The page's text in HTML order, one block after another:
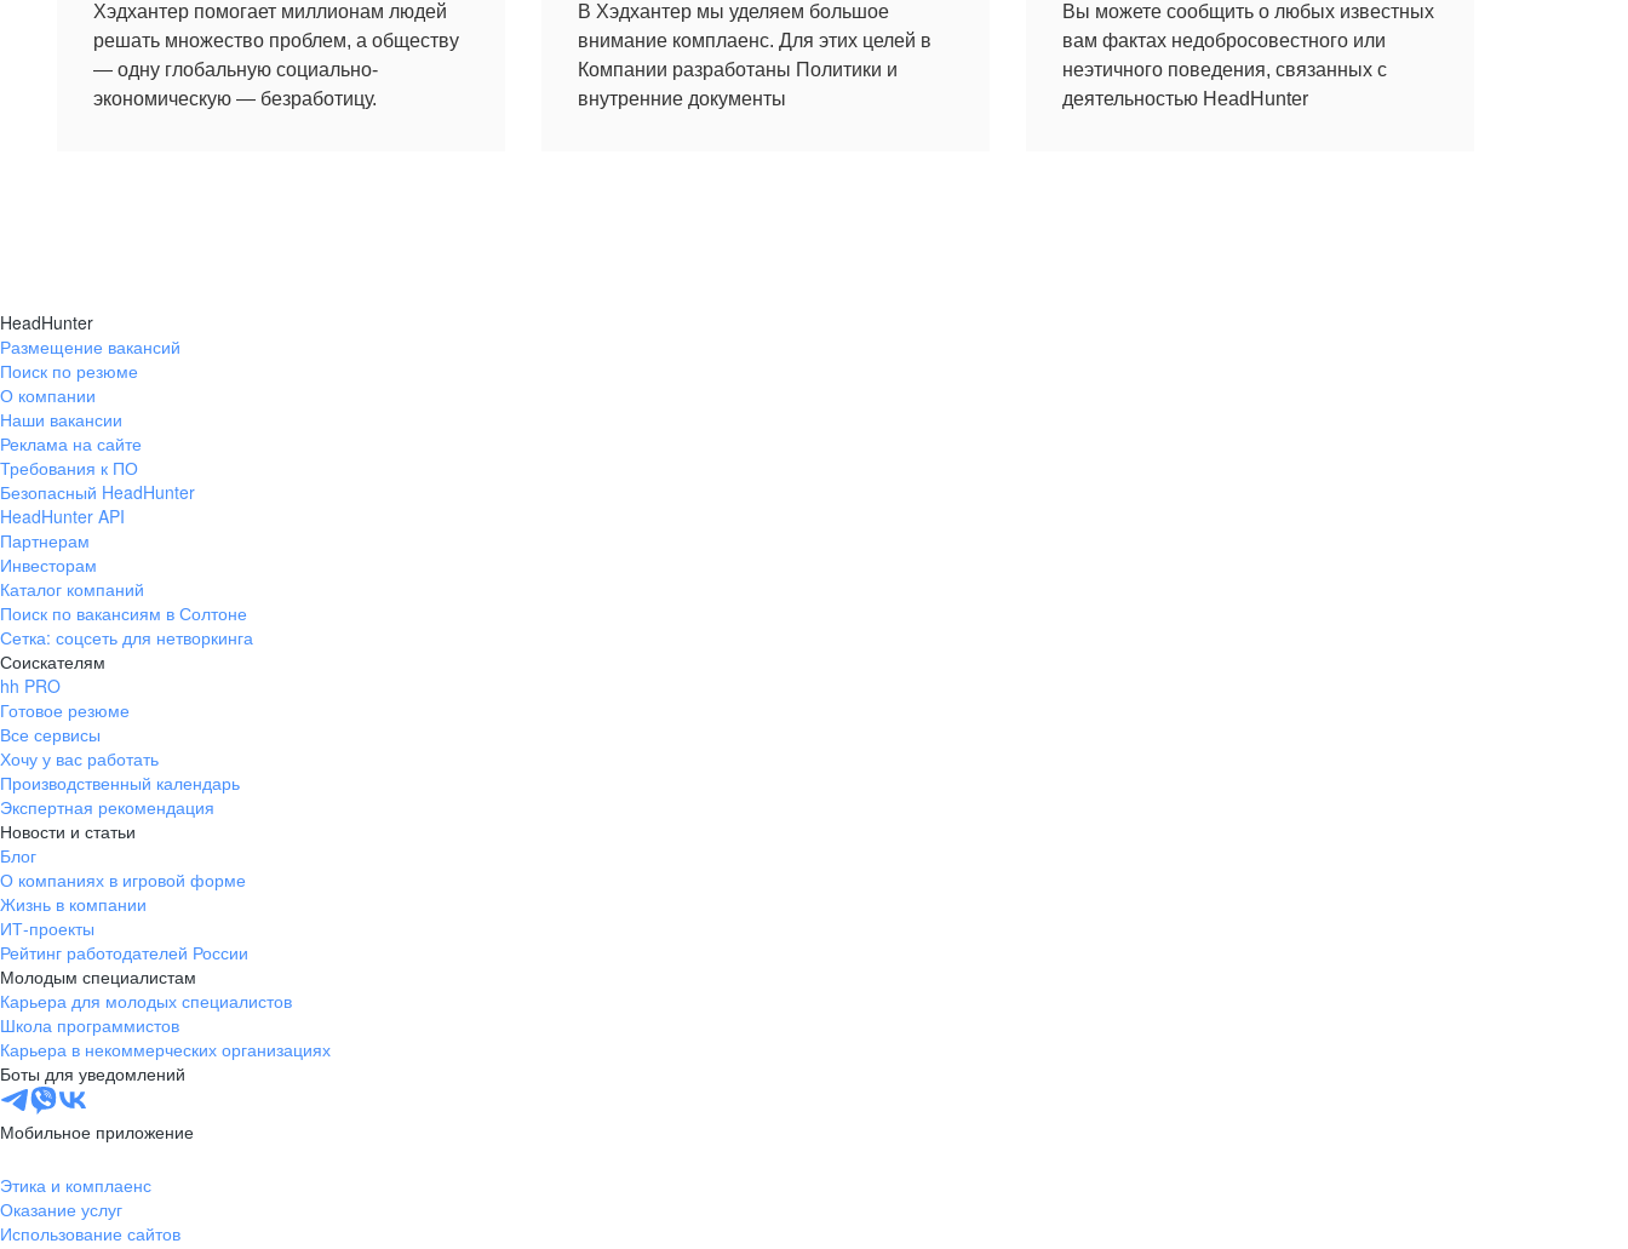
Хэдхантер помогает миллионам людей
решать множество проблем, а обществу
— одну глобальную социально-
экономическую — безработицу.
В Хэдхантер мы уделяем большое
внимание комплаенс. Для этих целей в
Компании разработаны Политики и
внутренние документы
Вы можете сообщить о любых известных
вам фактах недобросовестного или
неэтичного поведения, связанных с
деятельностью HeadHunter
HeadHunter
Размещение вакансий
Поиск по резюме
О компании
Наши вакансии
Реклама на сайте
Требования к ПО
Безопасный HeadHunter
HeadHunter API
Партнерам
Инвесторам
Каталог компаний
Поиск по вакансиям в Солтоне
Сетка: соцсеть для нетворкинга
Соискателям
hh PRO
Готовое резюме
Все сервисы
Хочу у вас работать
Производственный календарь
Экспертная рекомендация
Новости и статьи
Блог
О компаниях в игровой форме
Жизнь в компании
ИТ-проекты
Рейтинг работодателей России
Молодым специалистам
Карьера для молодых специалистов
Школа программистов
Карьера в некоммерческих организациях
Боты для уведомлений
Мобильное приложение
Этика и комплаенс
Оказание услуг
Использование сайтов